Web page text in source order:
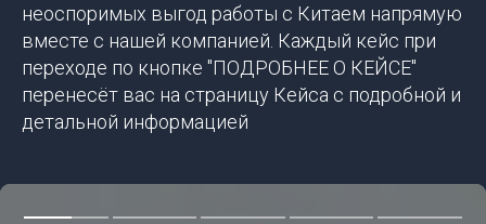
неоспоримых выгод работы с Китаем напрямую
вместе с нашей компанией. Каждый кейс при
переходе по кнопке "ПОДРОБНЕЕ О КЕЙСЕ"
перенесёт вас на страницу Кейса с подробной и
детальной информацией